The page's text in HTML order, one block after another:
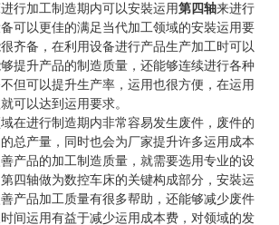
加工制造期内可以安裝运用第四轴来进行
可以更佳的满足当代加工领域的安裝运用要
齐备，在利用设备进行产品生产加工时可以
提升产品的制造质量，还能够连续进行各种
但可以提升生产率，运用也很方便，在运用
可以达到运用要求。
进行制造期内非常容易发生废件，废件的
总产量，同时也会为厂家提升许多运用成本
产品的加工制造质量，就需要选用专业的设
四轴做为数控车床的关键构成部分，安裝运
产品加工质量有很多帮助，还能够减少废件
间运用有益于减少运用成本费，对领域的发